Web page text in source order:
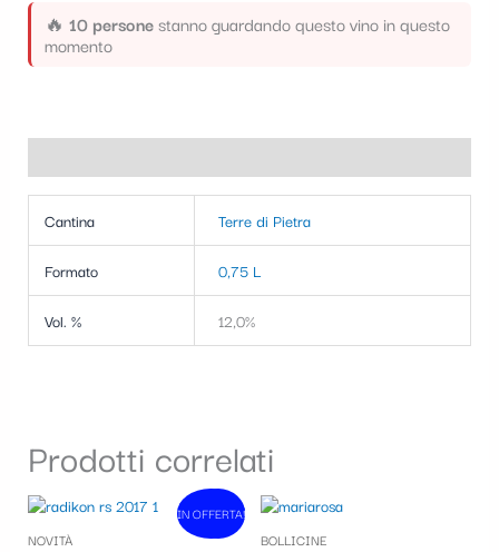
🔥 10 personestanno guardando questo vino in questo
momento
Cantina Terre di Pietra
Formato 0,75 L
Vol. % 12,0%
Prodotti correlati
In vendita!
IN OFFERTA!
NOVITÀ
Il
Il
BOLLICINE
o